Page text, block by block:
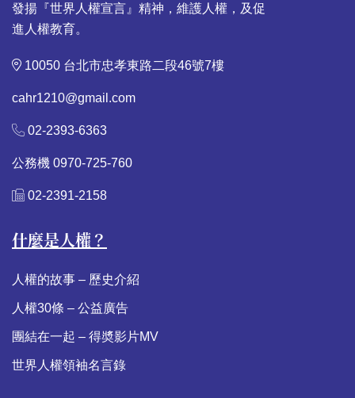
發揚『世界人權宣言』精神，維護人權，及促
進人權教育。
10050 台北市忠孝東路二段46號7樓
cahr1210@gmail.com
02-2393-6363
公務機 0970-725-760
02-2391-2158
什麼是人權？
人權的故事 – 歷史介紹
人權30條 – 公益廣告
團結在一起 – 得奬影片MV
世界人權領袖名言錄